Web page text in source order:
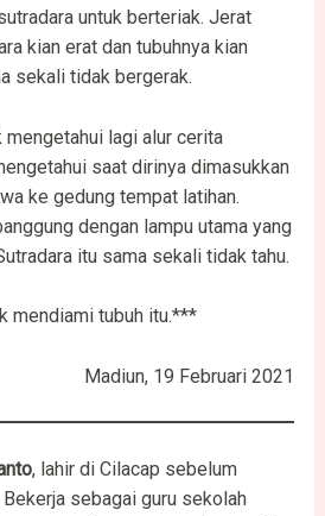
untuk berteriak. Jerat
kian erat dan tubuhnya kian
sekali tidak bergerak.
mengetahui lagi alur cerita
saat dirinya dimasukkan
ke gedung tempat latihan.
dengan lampu utama yang
itu sama sekali tidak tahu.
mendiami tubuh itu.***
Madiun, 19 Februari 2021
, lahir di Cilacap sebelum
sebagai guru sekolah